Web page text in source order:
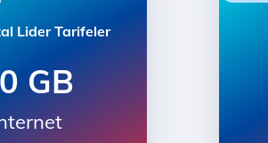
Lider Tarifeler
GB